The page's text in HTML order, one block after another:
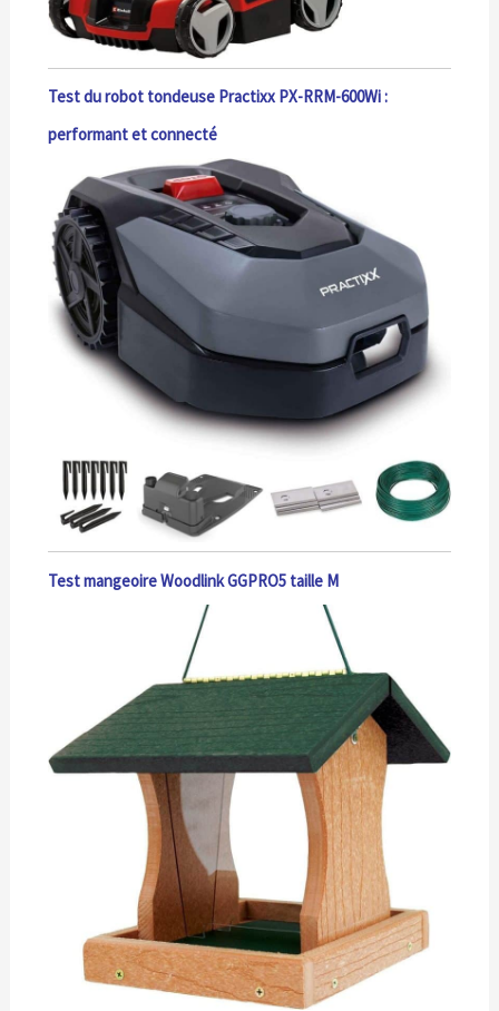
Test du robot tondeuse Practixx PX-RRM-600Wi :
performant et connecté
Test mangeoire Woodlink GGPRO5 taille M